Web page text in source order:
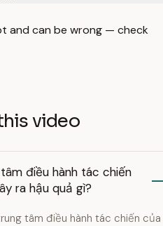
and can be wrong — check
video
điều hành tác chiến
ra hậu quả gì?
tâm điều hành tác chiến của